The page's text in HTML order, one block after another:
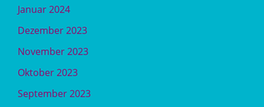
Januar 2024
Dezember 2023
November 2023
Oktober 2023
September 2023